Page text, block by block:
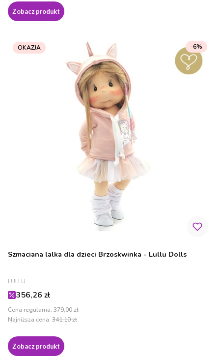
Zobacz produkt
OKAZJA
Szmaciana lalka dla dzieci Brzoskwinka - Lullu Dolls
PRODUCENT
LULLU
Cena promocyjna
356,26 zł
Cena regularna: 379,00 zł
-6%
Najniższa cena: 341,10 zł
Zobacz produkt